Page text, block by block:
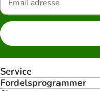
Service
Fordelsprogrammer